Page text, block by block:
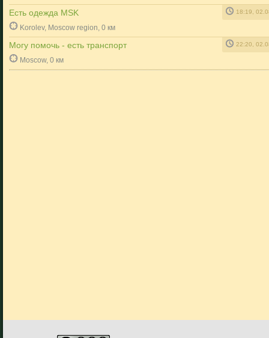
Есть одежда MSK 18:19,
Korolev, Moscow region, 0 км
Могу помочь - есть транспорт 22:20,
Moscow, 0 км